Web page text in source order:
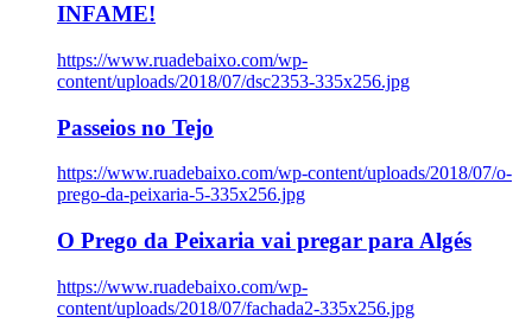
INFAME!
https://www.ruadebaixo.com/wp-
content/uploads/2018/07/dsc2353-335x256.jpg
Passeios no Tejo
https://www.ruadebaixo.com/wp-content/uploads/2018/07/o-
prego-da-peixaria-5-335x256.jpg
O Prego da Peixaria vai pregar para Algés
https://www.ruadebaixo.com/wp-
content/uploads/2018/07/fachada2-335x256.jpg